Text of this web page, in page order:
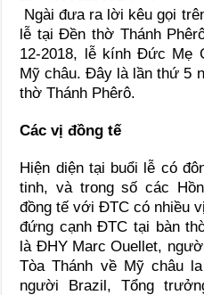
Ngài đưa ra lời kêu gọi
lễ tại Đền thờ Thánh
12-2018, lễ kính Đức Mẹ
Mỹ châu. Đây là lần thứ 5
thờ Thánh Phêrô.
Các vị đồng tế
Hiện diện tại buổi lễ có
tinh, và trong số các
đồng tế với ĐTC có nhiều
đứng cạnh ĐTC tại bàn
là ĐHY Marc Ouellet,
Tòa Thánh về Mỹ châu
người Brazil, Tổng